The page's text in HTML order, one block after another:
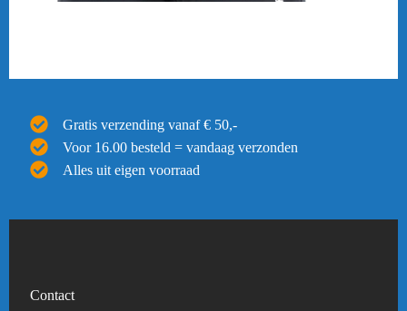
Gratis verzending vanaf € 50,-
Voor 16.00 besteld = vandaag verzonden
Alles uit eigen voorraad
Contact